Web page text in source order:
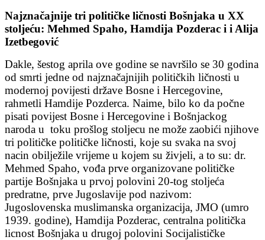
Najznačajnije tri političke ličnosti Bošnjaka u XX
stoljeću: Mehmed Spaho, Hamdija Pozderac i i Alija
Izetbegović
Dakle, šestog aprila ove godine se navršilo se 30 godina
od smrti jedne od najznačajnijih političkih ličnosti u
modernoj povijesti države Bosne i Hercegovine,
rahmetli Hamdije Pozderca. Naime, bilo ko da počne
pisati povijest Bosne i Hercegovine i Bošnjackog
naroda u toku prošlog stoljecu ne može zaobići njihove
tri političke političke ličnosti, koje su svaka na svoj
nacin obilježile vrijeme u kojem su živjeli, a to su: dr.
Mehmed Spaho, vođa prve organizovane političke
partije Bošnjaka u prvoj polovini 20-tog stoljeća
predratne, prve Jugoslavije pod nazivom:
Jugoslovenska muslimanska organizacija, JMO (umro
1939. godine), Hamdija Pozderac, centralna politička
licnost Bošnjaka u drugoj polovini Socijalističke